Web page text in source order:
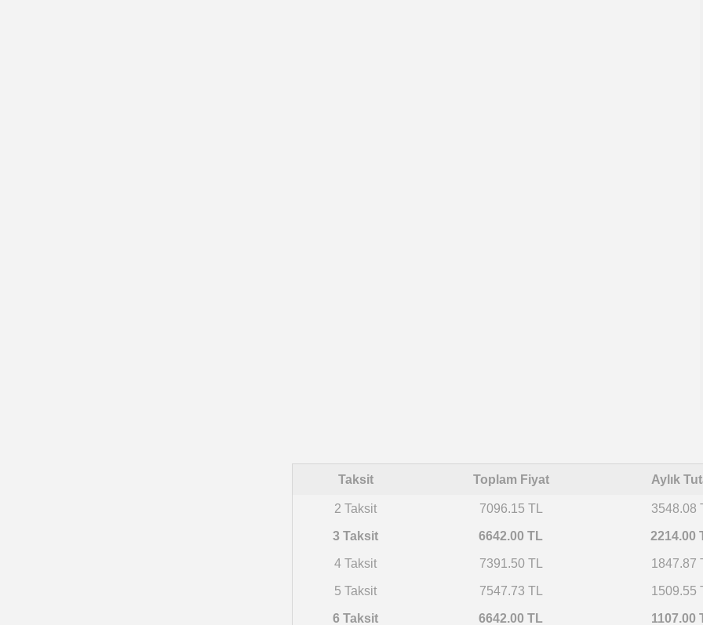
Taksit Toplam Fiyat Aylık
2 Taksit 7096.15 TL 3548.08
3 Taksit 6642.00 TL 2214.00
4 Taksit 7391.50 TL 1847.87
5 Taksit 7547.73 TL 1509.55
6 Taksit 6642.00 TL 1107.00